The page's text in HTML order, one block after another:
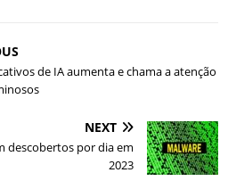
de IA aumenta e chama a atenção
NEXT
descobertos por dia em
2023